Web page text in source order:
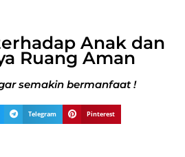
Anak dan
Ruang Aman
semakin bermanfaat !
Telegram Pinterest